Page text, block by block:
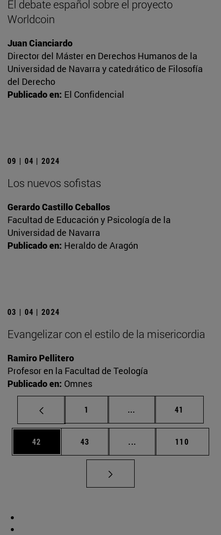
El debate español sobre el proyecto
Worldcoin
Juan Cianciardo
Director del Máster en Derechos Humanos de la
Universidad de Navarra y catedrático de Filosofía
del Derecho
Publicado en: El Confidencial
09 | 04 | 2024
Los nuevos sofistas
Gerardo Castillo Ceballos
Facultad de Educación y Psicología de la
Universidad de Navarra
Publicado en: Heraldo de Aragón
03 | 04 | 2024
Evangelizar con el estilo de la misericordia
Ramiro Pellitero
Profesor en la Facultad de Teología
Publicado en: Omnes
Página
1 ... Páginas intermedias
Página
41
Página
42 Página
43 ... Páginas intermedias
Página
110